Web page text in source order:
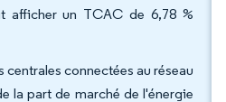
afficher un TCAC de 6,78 %
centrales connectées au réseau
la part de marché de l'énergie